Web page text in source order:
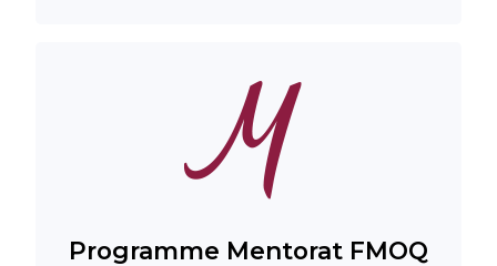
Programme Mentorat FMOQ